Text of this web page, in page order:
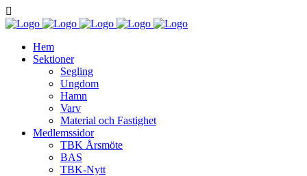
Hem
Sektioner
Segling
Ungdom
Hamn
Varv
Material och Fastighet
Medlemssidor
TBK Årsmöte
BAS
TBK-Nytt